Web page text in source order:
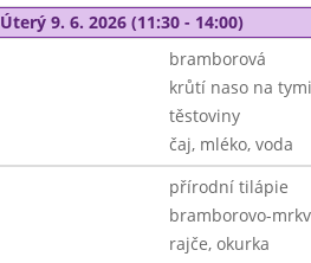
Úterý 9. 6. 2026 (11:30 - 14:00)
bramborová
krůtí naso na
těstoviny
čaj, mléko, voda
přírodní tilápie
bramborovo-
rajče, okurka